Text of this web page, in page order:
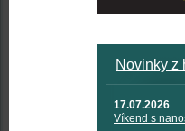
Novinky z
17.07.2026
Víkend s